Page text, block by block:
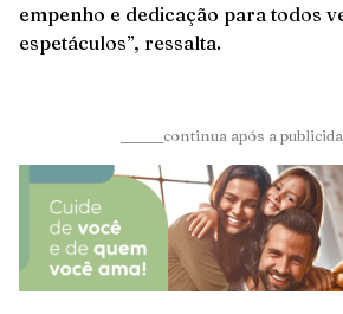
empenho e dedicação para todos
espetáculos”, ressalta.
______continua após a